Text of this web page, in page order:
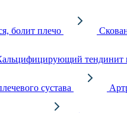
болит плечо
тендинит
сустава